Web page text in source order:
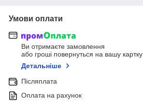
Умови оплати
Ви отримаєте замовлення
або гроші повернуться на вашу картку
Детальніше
Післяплата
Оплата на рахунок